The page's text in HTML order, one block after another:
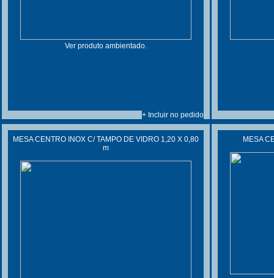
Ver produto ambientado.
+ Incluir no pedido
MESA CENTRO INOX C/ TAMPO DE VIDRO 1,20 X 0,80
m
MESA